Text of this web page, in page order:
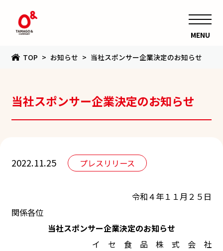
MENU
TOP お知らせ 当社スポンサー企業決定のお知らせ
当社スポンサー企業決定のお知らせ
2022.11.25 プレスリリース
令和４年１１月２５日
関係各位
当社スポンサー企業決定のお知らせ
イ セ 食 品 株 式 会 社